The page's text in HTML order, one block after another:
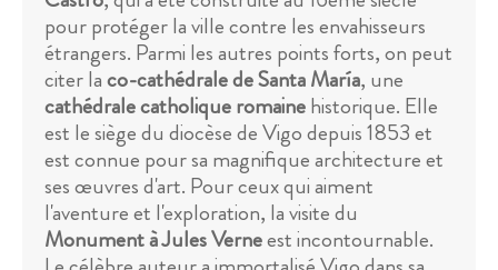
pour protéger la ville contre les envahisseurs
étrangers. Parmi les autres points forts, on peut
citer laco-cathédrale de Santa María, une
cathédrale catholique romainehistorique. Elle
est le siège du diocèse de Vigo depuis 1853 et
est connue pour sa magnifique architecture et
ses œuvres d'art. Pour ceux qui aiment
l'aventure et l'exploration, la visite du
Monument à Jules Verneest incontournable.